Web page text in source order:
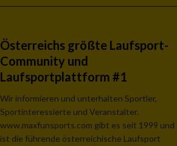
Österreichs größte Laufsport-
Community und
Laufsportplattform #1
Wir informieren und unterhalten Sportler,
Sportinteressierte und Veranstalter.
www.maxfunsports.com gibt es seit 1999 und
ist die führende österreichische Laufsport